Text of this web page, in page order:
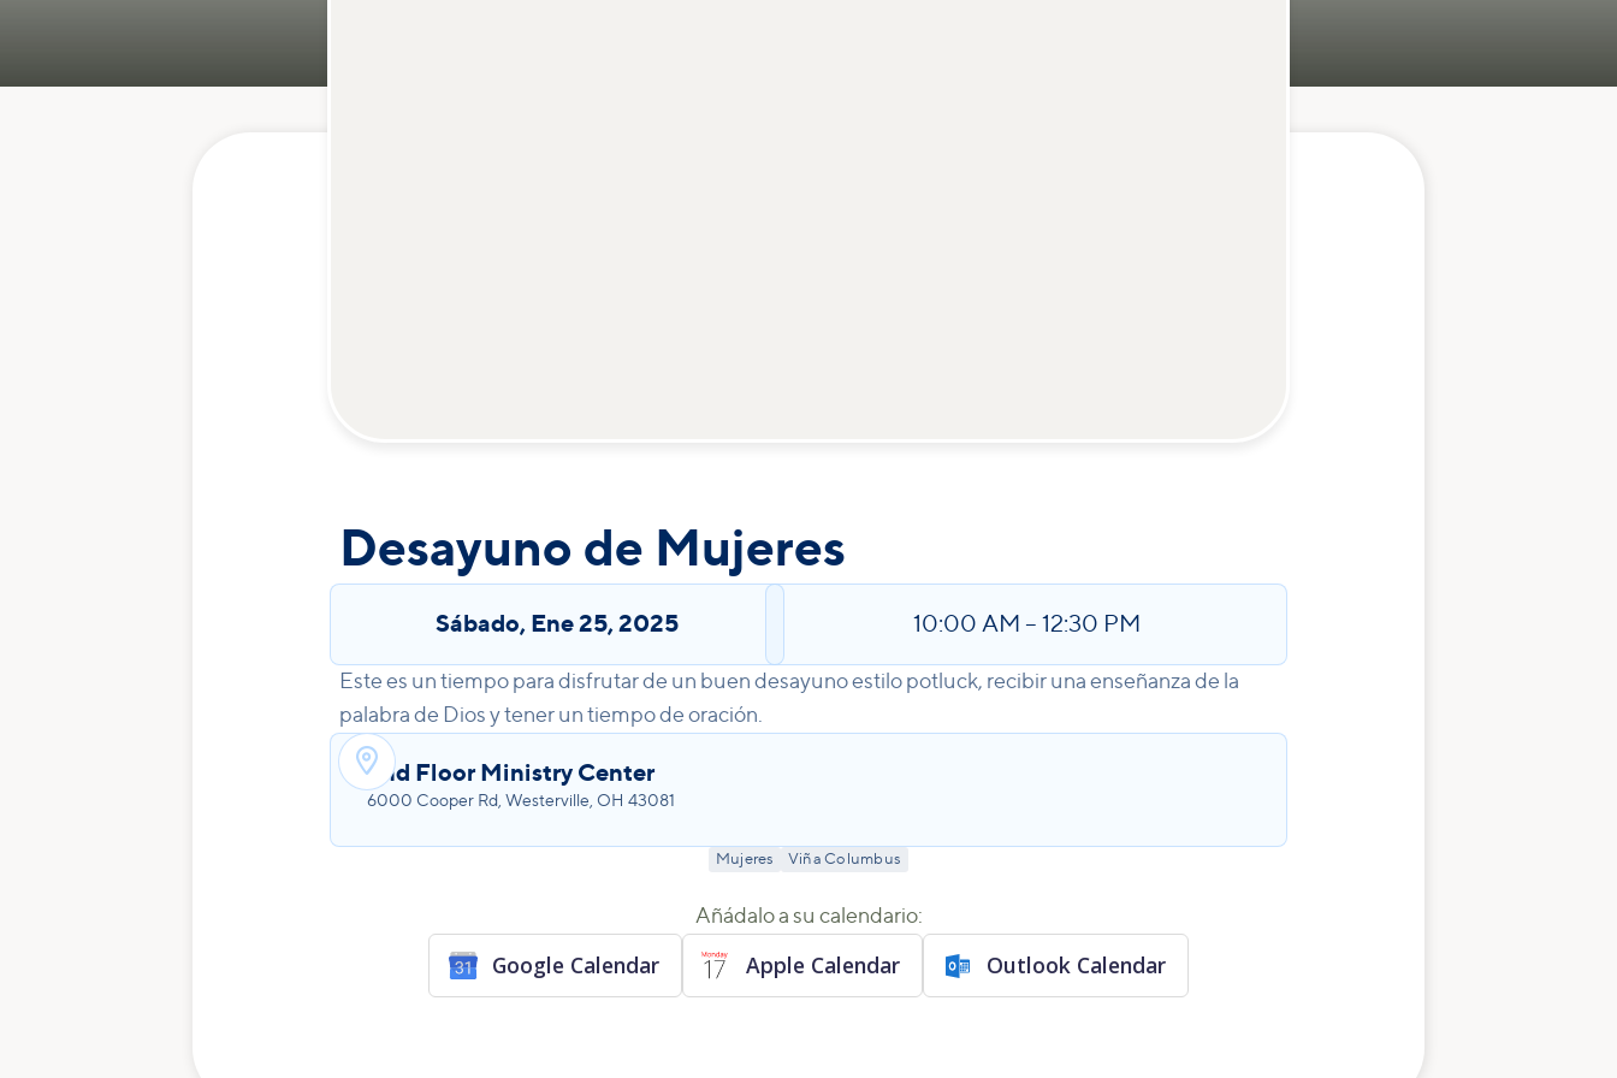
Desayuno de Mujeres
Sábado, Ene 25, 2025 10:00 AM – 12:30 PM
Este es un tiempo para disfrutar de un buen desayuno estilo potluck, recibir una enseñanza de la
palabra de Dios y tener un tiempo de oración.
2nd Floor Ministry Center
6000 Cooper Rd, Westerville, OH 43081
Mujeres Viña Columbus
Añádalo a su calendario:
Google Calendar Apple Calendar Outlook Calendar